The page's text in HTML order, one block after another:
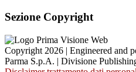
Sezione Copyright
Copyright 2026 | Engineered and
Parma S.p.A. | Divisione